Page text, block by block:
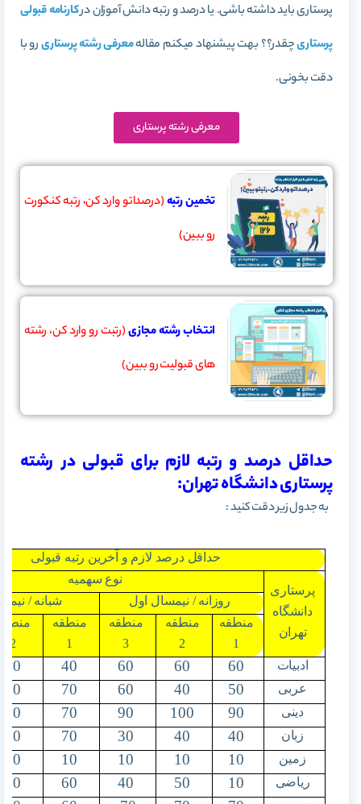
پرستاری باید داشته باشی. یا درصد و رتبه دانش آموزان درکارنامه قبولی
پرستاریچقدر؟؟ بهت پیشنهاد میکنم مقالهمعرفی رشته پرستاریرو با
دقت بخونی.
معرفی رشته پرستاری
تخمین رتبه(درصداتو وارد کن، رتبه کنکورت
رو ببین)
انتخاب رشته مجازی(رتبت رو وارد کن، رشته
های قبولیت رو ببین)
حداقل درصد و رتبه لازم برای قبولی در رشته
پرستاری دانشگاه تهران:
به جدول زیر دقت کنید :
حداقل درصد لازم و آخرین رتبه قبولی
پرستاری
دانشگاه
تهران
نوع سهمیه
روزانه / نیمسال اول
شبانه /
منطقه
1
منطقه
2
منطقه
3
منطقه
1
2
ادبیات
60
60
60
40
50
عربی 50
40
60
70
70
دینی 90
100
90
70
90
زبان 40
40
30
70
70
زمین 10
10
10
10
10
ریاضی 10
50
40
60
20